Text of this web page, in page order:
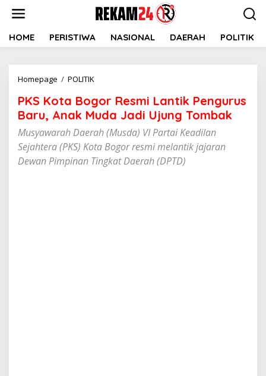
HOME PERISTIWA NASIONAL DAERAH POLITIK
Homepage / POLITIKPKS
Bogor
Resmi
Pengurus
Baru,
Anak
Muda
PKS Kota Bogor Resmi Lantik Pengurus
Baru, Anak Muda Jadi Ujung Tombak
Musyawarah Daerah (Musda) VI Partai Keadilan
Sejahtera (PKS) Kota Bogor resmi melantik jajaran
Dewan Pimpinan Tingkat Daerah (DPTD)